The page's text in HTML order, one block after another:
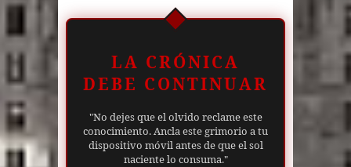
LA CRÓNICA
DEBE CONTINUAR
"No dejes que el olvido reclame este
conocimiento. Ancla este grimorio a tu
dispositivo móvil antes de que el sol
naciente lo consuma."